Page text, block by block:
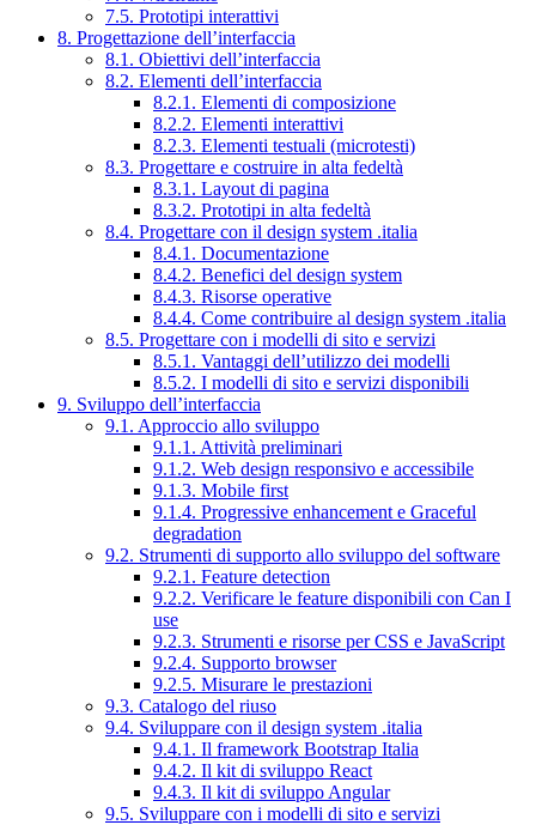
7.5. Prototipi interattivi
8. Progettazione dell’interfaccia
8.1. Obiettivi dell’interfaccia
8.2. Elementi dell’interfaccia
8.2.1. Elementi di composizione
8.2.2. Elementi interattivi
8.2.3. Elementi testuali (microtesti)
8.3. Progettare e costruire in alta fedeltà
8.3.1. Layout di pagina
8.3.2. Prototipi in alta fedeltà
8.4. Progettare con il design system .italia
8.4.1. Documentazione
8.4.2. Benefici del design system
8.4.3. Risorse operative
8.4.4. Come contribuire al design system .italia
8.5. Progettare con i modelli di sito e servizi
8.5.1. Vantaggi dell’utilizzo dei modelli
8.5.2. I modelli di sito e servizi disponibili
9. Sviluppo dell’interfaccia
9.1. Approccio allo sviluppo
9.1.1. Attività preliminari
9.1.2. Web design responsivo e accessibile
9.1.3. Mobile first
9.1.4. Progressive enhancement e Graceful
degradation
9.2. Strumenti di supporto allo sviluppo del software
9.2.1. Feature detection
9.2.2. Verificare le feature disponibili con Can I
use
9.2.3. Strumenti e risorse per CSS e JavaScript
9.2.4. Supporto browser
9.2.5. Misurare le prestazioni
9.3. Catalogo del riuso
9.4. Sviluppare con il design system .italia
9.4.1. Il framework Bootstrap Italia
9.4.2. Il kit di sviluppo React
9.4.3. Il kit di sviluppo Angular
9.5. Sviluppare con i modelli di sito e servizi